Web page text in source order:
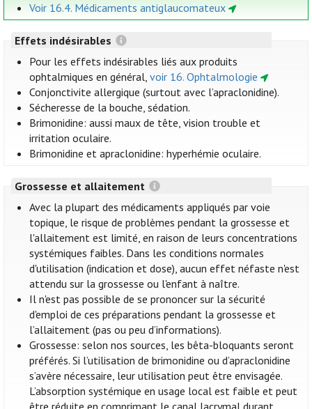
Voir 16.4. Médicaments antiglaucomateux
Effets indésirables
Pour les effets indésirables liés aux produits
ophtalmiques en général,voir 16. Ophtalmologie
Conjonctivite allergique (surtout avec l’apraclonidine).
Sécheresse de la bouche, sédation.
Brimonidine: aussi maux de tête, vision trouble et
irritation oculaire.
Brimonidine et apraclonidine: hyperhémie oculaire.
Grossesse et allaitement
Avec la plupart des médicaments appliqués par voie
topique, le risque de problèmes pendant la grossesse et
l'allaitement est limité, en raison de leurs concentrations
systémiques faibles. Dans les conditions normales
d'utilisation (indication et dose), aucun effet néfaste n'est
attendu sur la grossesse ou l'enfant à naître.
Il n'est pas possible de se prononcer sur la sécurité
d'emploi de ces préparations pendant la grossesse et
l’allaitement (pas ou peu d’informations).
Grossesse: selon nos sources, les bêta-bloquants seront
préférés. Si l’utilisation de brimonidine ou d’apraclonidine
s’avère nécessaire, leur utilisation peut être envisagée.
L’absorption systémique en usage local est faible et peut